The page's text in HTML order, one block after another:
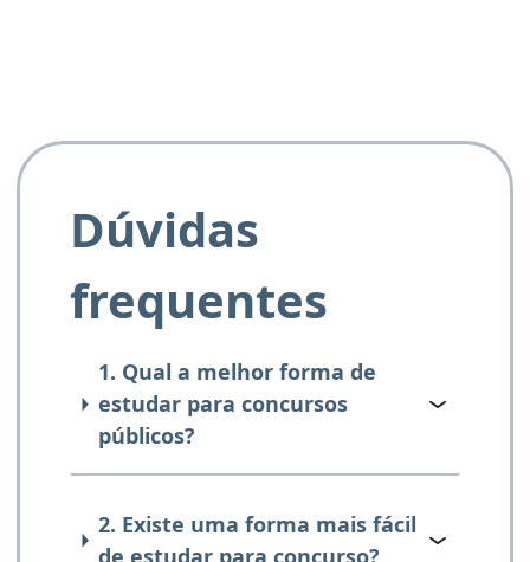
Dúvidas
frequentes
1. Qual a melhor forma de
estudar para concursos
públicos?
2. Existe uma forma mais fácil
de estudar para concurso?